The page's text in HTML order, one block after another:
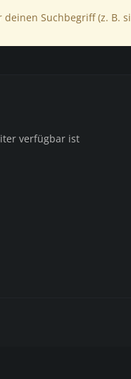
Suchbegriff (z. B.
verfügbar ist